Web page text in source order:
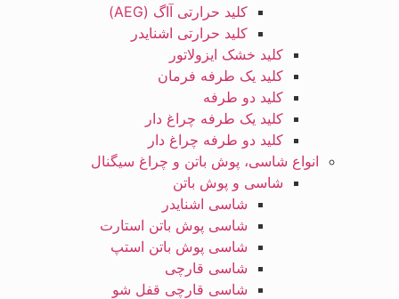
کلید حرارتی آاگ (AEG)
کلید حرارتی اشنایدر
کلید خشک ایزولاتور
کلید یک طرفه فرمان
کلید دو طرفه
کلید یک طرفه چراغ دار
کلید دو طرفه چراغ دار
انواع شاسی، پوش باتن و چراغ سیگنال
شاسی و پوش باتن
شاسی اشنایدر
شاسی پوش باتن استارت
شاسی پوش باتن استپ
شاسی قارچی
شاسی قارچی قفل شو